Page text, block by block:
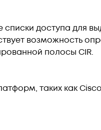
доступа для
возможность
полосы CIR.
таких как